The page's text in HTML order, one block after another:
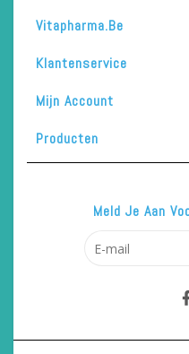
Vitapharma.be
Klantenservice
Mijn Account
Producten
Meld Je Aan